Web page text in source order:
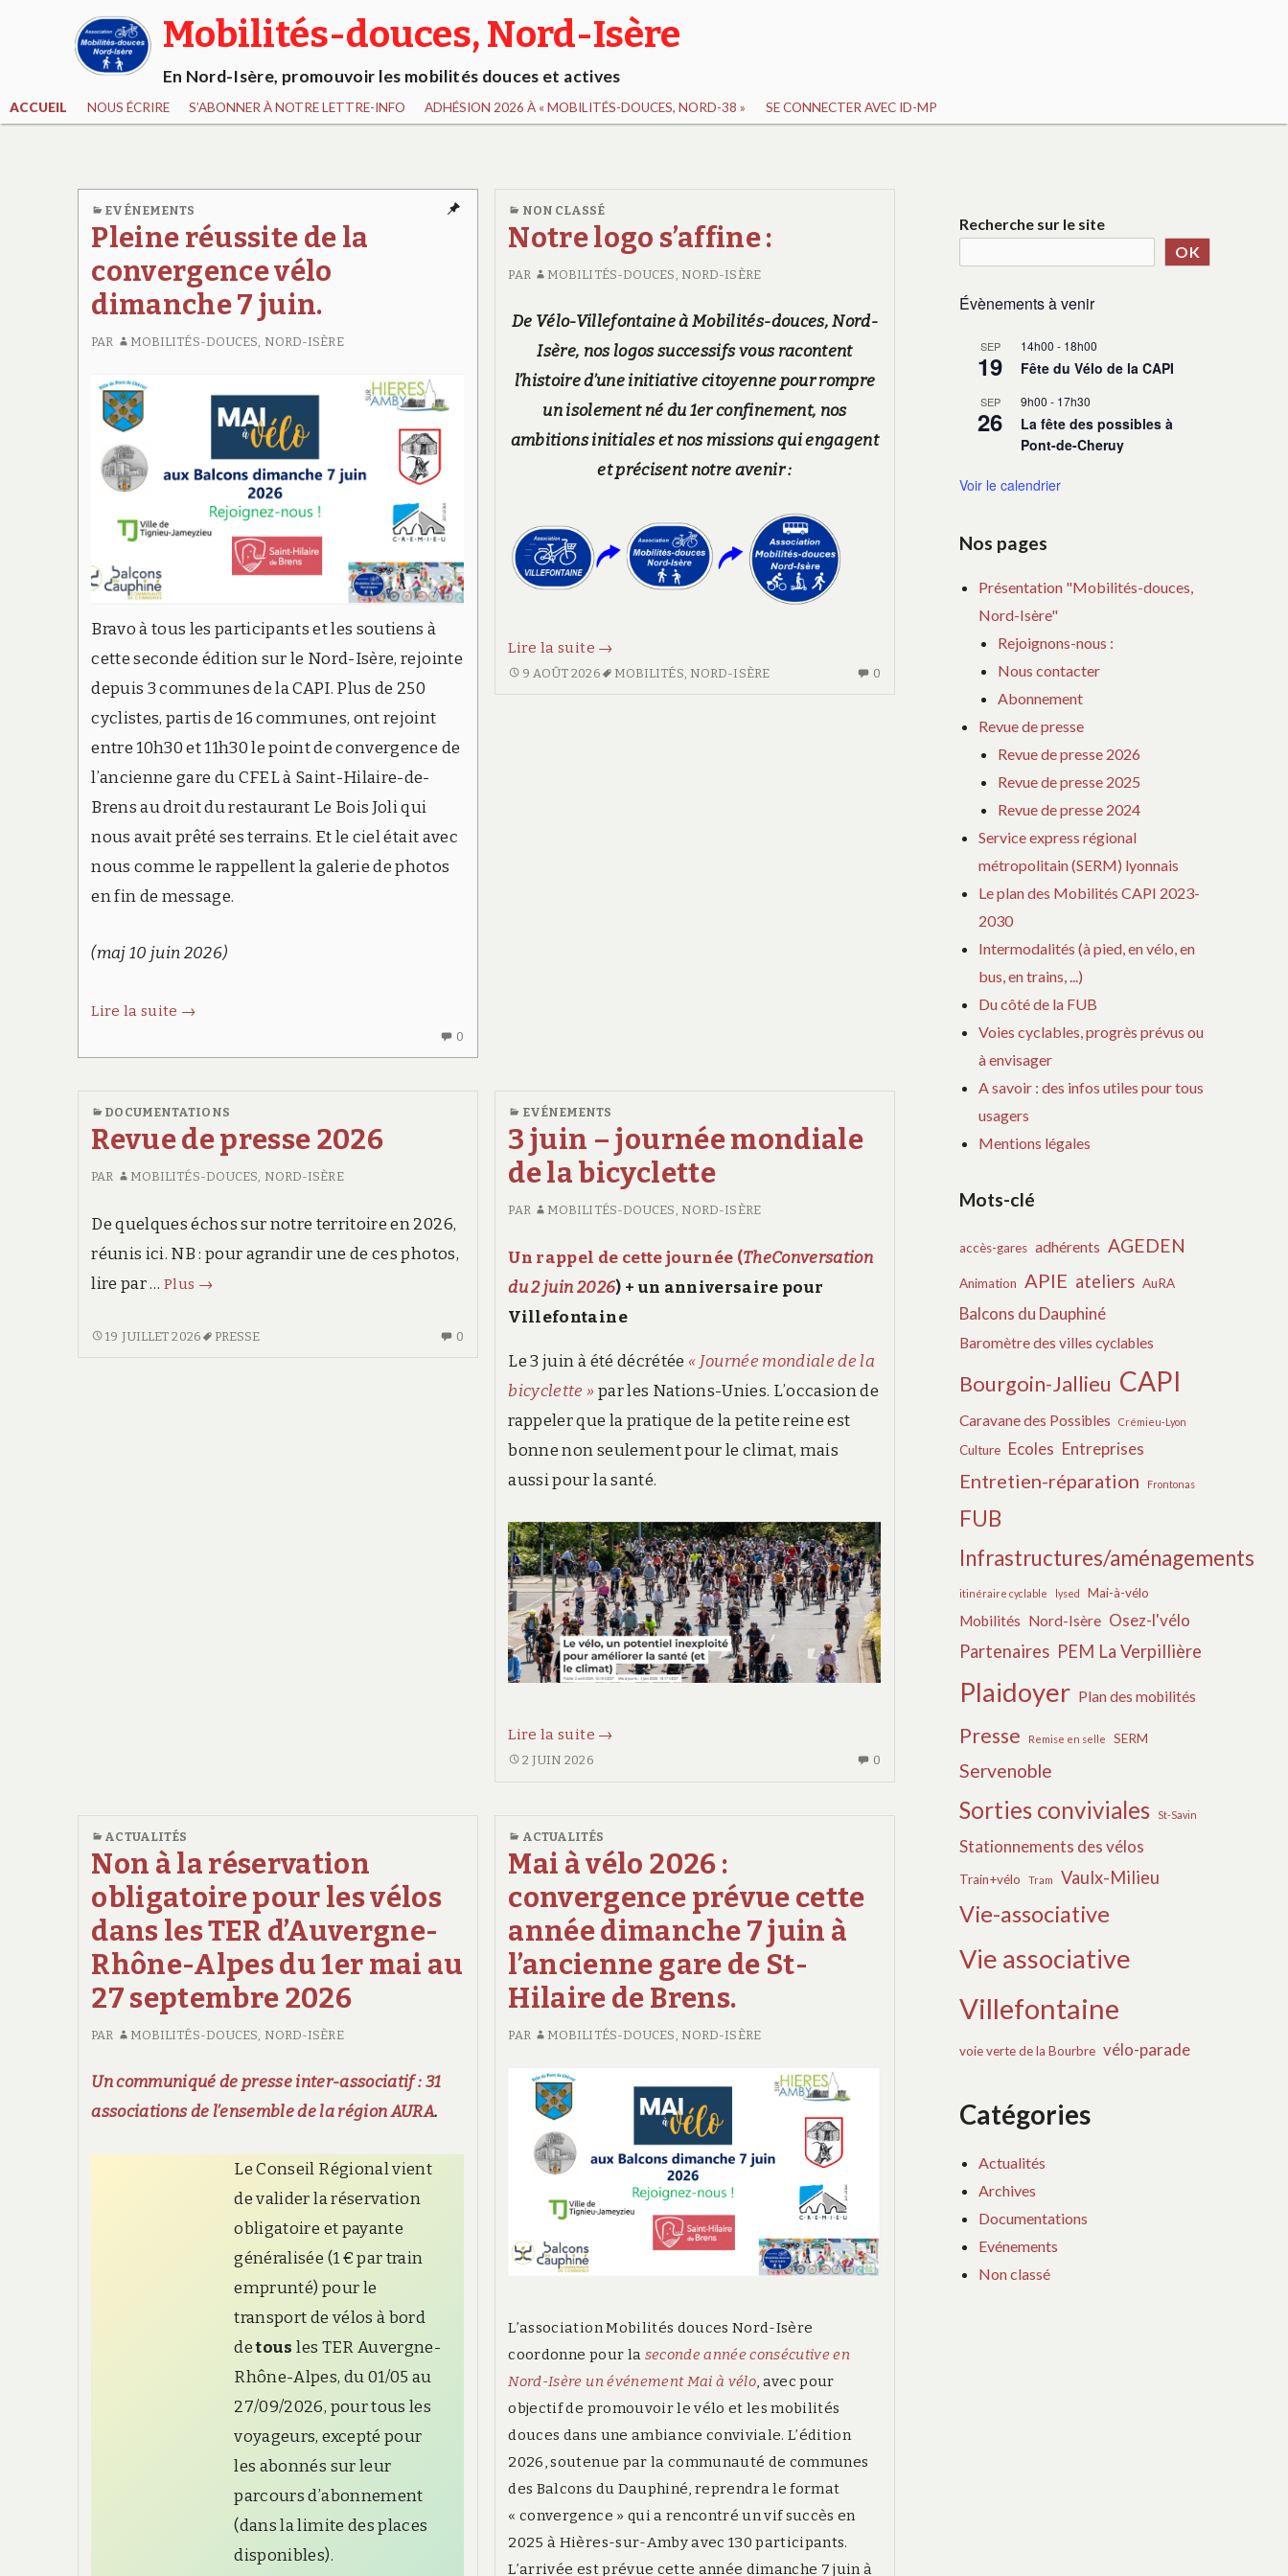
Mobilités-douces, Nord-Isère
En Nord-Isère, promouvoir les mobilités douces et actives
ACCUEIL NOUS ÉCRIRE S’ABONNER À NOTRE LETTRE-INFO ADHÉSION 2026 À « MOBILITÉS-DOUCES, NORD-38 » SE CONNECTER AVEC ID-MP
EVÉNEMENTS
Pleine réussite de la
convergence vélo
dimanche 7 juin.
AVANT
PAR MOBILITÉS-DOUCES, NORD-ISÈRE
Bravo à tous les participants et les soutiens à
cette seconde édition sur le Nord-Isère, rejointe
depuis 3 communes de la CAPI. Plus de 250
cyclistes, partis de 16 communes, ont rejoint
entre 10h30 et 11h30 le point de convergence de
l’ancienne gare du CFEL à Saint-Hilaire-de-
Brens au droit du restaurant Le Bois Joli qui
nous avait prêté ses terrains. Et le ciel était avec
nous comme le rappellent la galerie de photos
en fin de message.
(maj 10 juin 2026)
Lire la suite Pleine
de
convergence
vélo
dimanche
juin.
→
0
COMMENTAIRE
NON CLASSÉ
Notre logo s’affine :
PAR MOBILITÉS-DOUCES, NORD-ISÈRE
De Vélo-Villefontaine à Mobilités-douces, Nord-
Isère, nos logos successifs vous racontent
l’histoire d’une initiative citoyenne pour rompre
un isolement né du 1er confinement, nos
ambitions initiales et nos missions qui engagent
et précisent notre avenir :
Lire la suite Notre
logo
→
NOTRE
9 AOÛT 2026 MOBILITÉS, NORD-ISÈRE 0
DOCUMENTATIONS
Revue de presse 2026
PAR MOBILITÉS-DOUCES, NORD-ISÈRE
De quelques échos sur notre territoire en 2026,
réunis ici. NB : pour agrandir une de ces photos,
lire par … Plus
Revue
presse
→
REVUE
19 JUILLET 2026 PRESSE 0
COMMENTAIRE
PRESSE
EVÉNEMENTS
3 juin – journée mondiale
de la bicyclette
PAR MOBILITÉS-DOUCES, NORD-ISÈRE
Un rappel de cette journée (TheConversation
du 2 juin 2026) + un anniversaire pour
Villefontaine
Le 3 juin à été décrétée « Journée mondiale de la
bicyclette »par les Nations-Unies. L’occasion de
rappeler que la pratique de la petite reine est
bonne non seulement pour le climat, mais
aussi pour la santé.
Lire la suite 3
mondiale
de
la
bicyclette
→
3
MONDIALE
DE
LA
BICYCLETTE
2 JUIN 2026 0
COMMENTAIRE
ACTUALITÉS
Non à la réservation
obligatoire pour les vélos
dans les TER d’Auvergne-
Rhône-Alpes du 1er mai au
27 septembre 2026
PAR MOBILITÉS-DOUCES, NORD-ISÈRE
Un communiqué de presse inter-associatif : 31
associations de l’ensemble de la région AURA.
Le Conseil Régional vient
de valider la réservation
obligatoire et payante
généralisée (1 € par train
emprunté) pour le
transport de vélos à bord
detous les TER Auvergne-
Rhône-Alpes, du 01/05 au
27/09/2026, pour tous les
voyageurs, excepté pour
les abonnés sur leur
parcours d’abonnement
(dans la limite des places
disponibles).
ACTUALITÉS
Mai à vélo 2026 :
convergence prévue cette
année dimanche 7 juin à
l’ancienne gare de St-
Hilaire de Brens.
PAR MOBILITÉS-DOUCES, NORD-ISÈRE
L’association Mobilités douces Nord-Isère
coordonne pour la seconde année consécutive en
Nord-Isère un événement Mai à vélo , avec pour
objectif de promouvoir le vélo et les mobilités
douces dans une ambiance conviviale. L’édition
2026, soutenue par la communauté de communes
des Balcons du Dauphiné, reprendra le format
« convergence » qui a rencontré un vif succès en
2025 à Hières-sur-Amby avec 130 participants.
L’arrivée est prévue cette année dimanche 7 juin à
Recherche sur le site
OK
Évènements à venir
SEP
19
14h00 - 18h00
Fête du Vélo de la CAPI
SEP
26
9h00 - 17h30
La fête des possibles à
Pont-de-Cheruy
Voir le calendrier
Nos pages
Présentation "Mobilités-douces,
Nord-Isère"
Rejoignons-nous :
Nous contacter
Abonnement
Revue de presse
Revue de presse 2026
Revue de presse 2025
Revue de presse 2024
Service express régional
métropolitain (SERM) lyonnais
Le plan des Mobilités CAPI 2023-
2030
Intermodalités (à pied, en vélo, en
bus, en trains, ...)
Du côté de la FUB
Voies cyclables, progrès prévus ou
à envisager
A savoir : des infos utiles pour tous
usagers
Mentions légales
Mots-clé
accès-gares adhérents AGEDEN
Animation APIE ateliers AuRA
Balcons du Dauphiné
Baromètre des villes cyclables
Bourgoin-Jallieu CAPI
Caravane des Possibles Crémieu-Lyon
Culture Ecoles Entreprises
Entretien-réparation Frontonas
FUB
Infrastructures/aménagements
itinéraire cyclable lysed Mai-à-vélo
Mobilités Nord-Isère Osez-l'vélo
Partenaires PEM La Verpillière
Plaidoyer Plan des mobilités
Presse Remise en selle SERM
Servenoble
Sorties conviviales St-Savin
Stationnements des vélos
Train+vélo Tram Vaulx-Milieu
Vie-associative
Vie associative
Villefontaine
voie verte de la Bourbre vélo-parade
Catégories
Actualités
Archives
Documentations
Evénements
Non classé